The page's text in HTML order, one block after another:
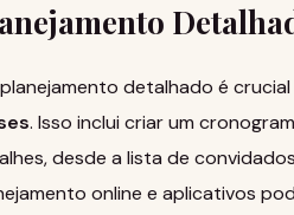
detalhado é
. Isso inclui criar um
desde a lista de
online e aplicativos